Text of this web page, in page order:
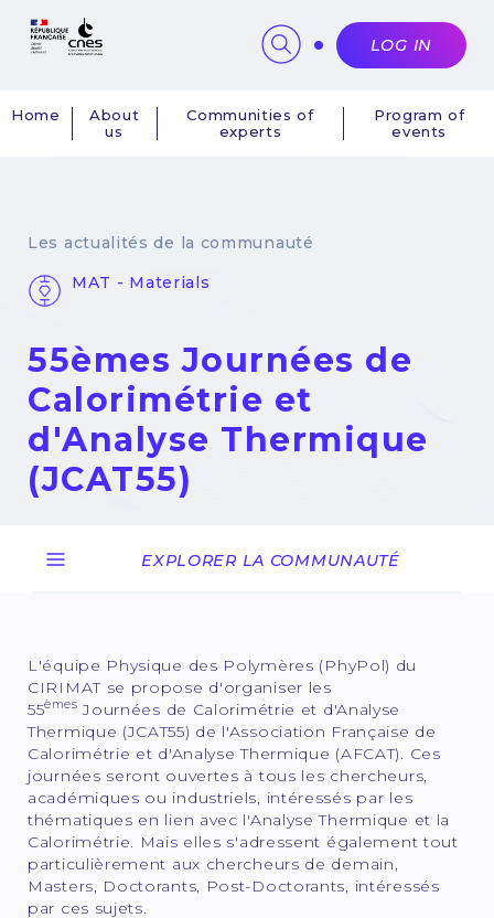
Navigation
Home
About
us
Communities of
experts
Program of
events
LOG IN
Les actualités de la communauté
MAT - Materials
55èmes Journées de
Calorimétrie et
d'Analyse Thermique
(JCAT55)
EXPLORER LA COMMUNAUTÉ
L'équipe Physique des Polymères (PhyPol) du
CIRIMAT se propose d'organiser les
55èmes Journées de Calorimétrie et d'Analyse
Thermique (JCAT55) de l'Association Française de
Calorimétrie et d'Analyse Thermique (AFCAT). Ces
journées seront ouvertes à tous les chercheurs,
académiques ou industriels, intéressés par les
thématiques en lien avec l'Analyse Thermique et la
Calorimétrie. Mais elles s'adressent également tout
particulièrement aux chercheurs de demain,
Masters, Doctorants, Post-Doctorants, intéressés
par ces sujets.